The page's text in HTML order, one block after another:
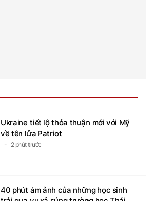
Ukraine tiết lộ thỏa thuận mới với Mỹ
về tên lửa Patriot
2 phút trước
40 phút ám ảnh của những học sinh